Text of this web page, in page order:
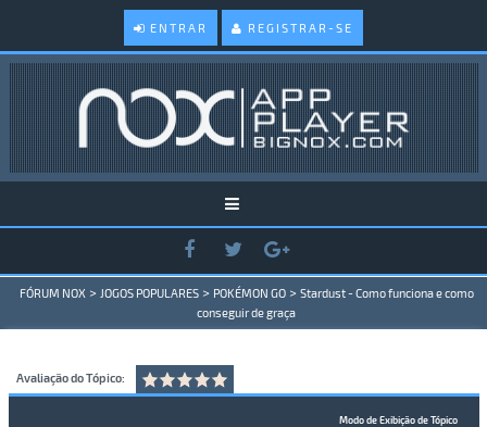
ENTRAR REGISTRAR-SE
FÓRUM NOX > JOGOS POPULARES > POKÉMON GO > Stardust - Como funciona e como
conseguir de graça
Avaliação do Tópico:
Modo de Exibição de Tópico